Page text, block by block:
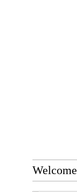
Welcome